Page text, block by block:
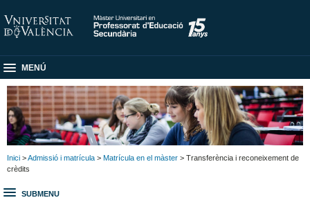
MENÚ
Inici >Admissió i matrícula > Matrícula en el màster > Transferència i reconeixement de
crèdits
SUBMENU